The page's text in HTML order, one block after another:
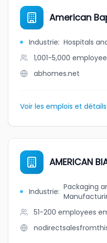
American
Industrie: Hospitals
1,001-5,000
abhomes.net
Voir les emplois et détails
AMERICAN
Industrie: Packaging
51-200 employees